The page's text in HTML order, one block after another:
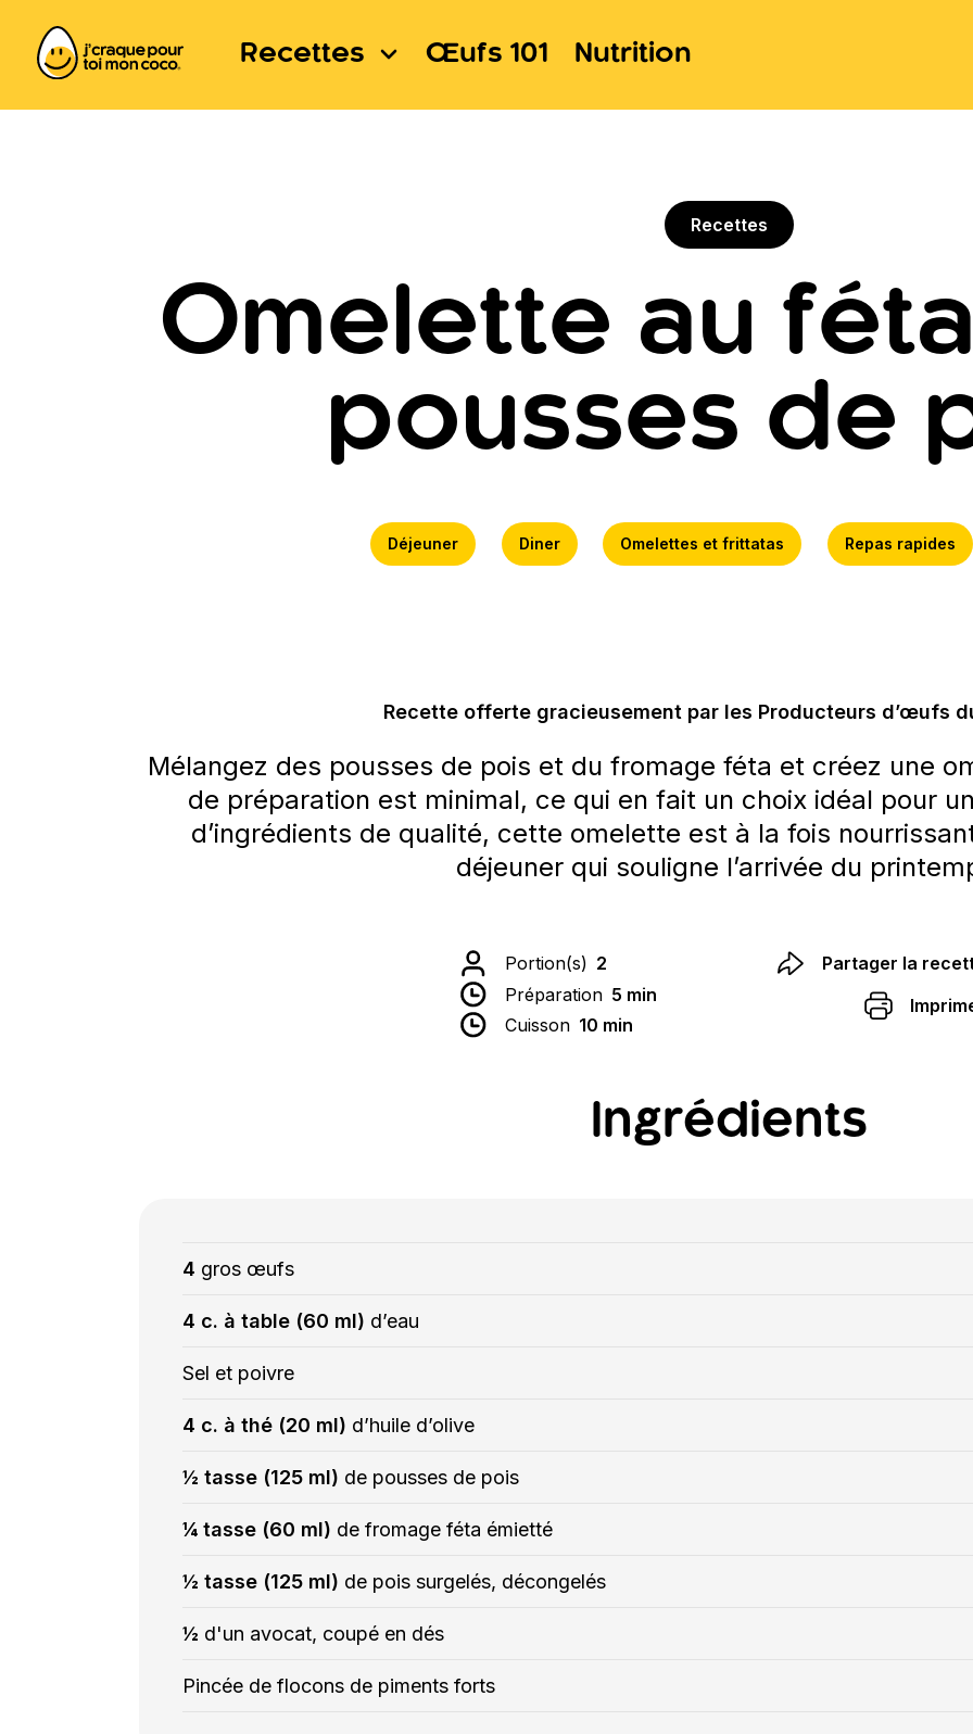
Recettes Œufs 101 Nutrition
Recettes
Omelette au
pousses de
Déjeuner Diner Omelettes et frittatas Repas rapides
Recette offerte gracieusement par les Producteurs d’œufs
Mélangez des pousses de pois et du fromage féta et créez une
de préparation est minimal, ce qui en fait un choix idéal pour
d’ingrédients de qualité, cette omelette est à la fois
déjeuner qui souligne l’arrivée du
Portion(s) 2
Préparation 5 min
Cuisson 10 min
Partager la
Ingrédients
4 gros œufs
4 c. à table (60 ml) d’eau
Sel et poivre
4 c. à thé (20 ml) d’huile d’olive
½ tasse (125 ml) de pousses de pois
¼ tasse (60 ml) de fromage féta émietté
½ tasse (125 ml) de pois surgelés, décongelés
½ d'un avocat, coupé en dés
Pincée de flocons de piments forts